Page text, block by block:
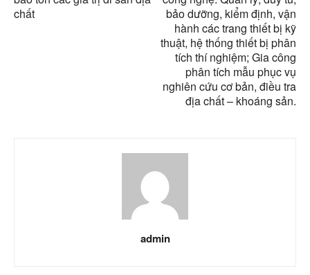
chất
bảo dưỡng, kiểm định, vận
hành các trang thiết bị kỹ
thuật, hệ thống thiết bị phân
tích thí nghiệm; Gia công
phân tích mẫu phục vụ
nghiên cứu cơ bản, điều tra
địa chất – khoáng sản.
admin